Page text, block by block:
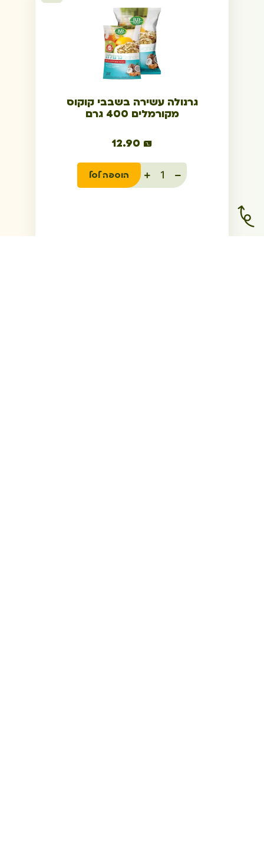
גרנולה עשירה בשבבי קוקוס
מקורמלים 400 גרם
12.90 ₪
הוספה לסל